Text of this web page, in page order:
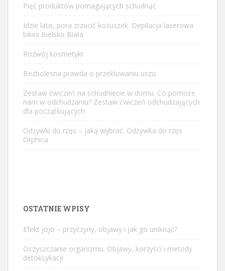
Pięć produktów pomagających schudnąć
Idzie lato, pora zrzucić kożuszek. Depilacja laserowa
bikini Bielsko Biała
Rozwój kosmetyki
Bezbolesna prawda o przekłuwaniu uszu
Zestaw ćwiczeń na schudniecie w domu. Co pomoże
nam w odchudzaniu? Zestaw ćwiczeń odchudzających
dla początkujących
Odżywki do rzęs – jaką wybrać. Odżywka do rzęs
Orphica
OSTATNIE WPISY
Efekt jojo – przyczyny, objawy i jak go uniknąć?
Oczyszczanie organizmu: Objawy, korzyści i metody
detoksykacji